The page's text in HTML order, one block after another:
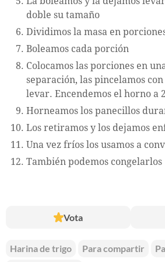
doble su tamaño
Dividimos la masa en
Boleamos cada porción
Colocamos las porciones en
separación, las pincelamos
levar. Encendemos el horno a
Horneamos los panecillos
Los retiramos y los dejamos
Una vez fríos los usamos a
También podemos congelarlos
Vota
Harina de trigo Para compartir